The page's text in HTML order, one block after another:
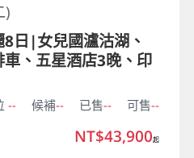
)
日|女兒國瀘沽湖、
、五星酒店3晚、印
-- 候補-- 已售-- 可售--
NT$43,900起